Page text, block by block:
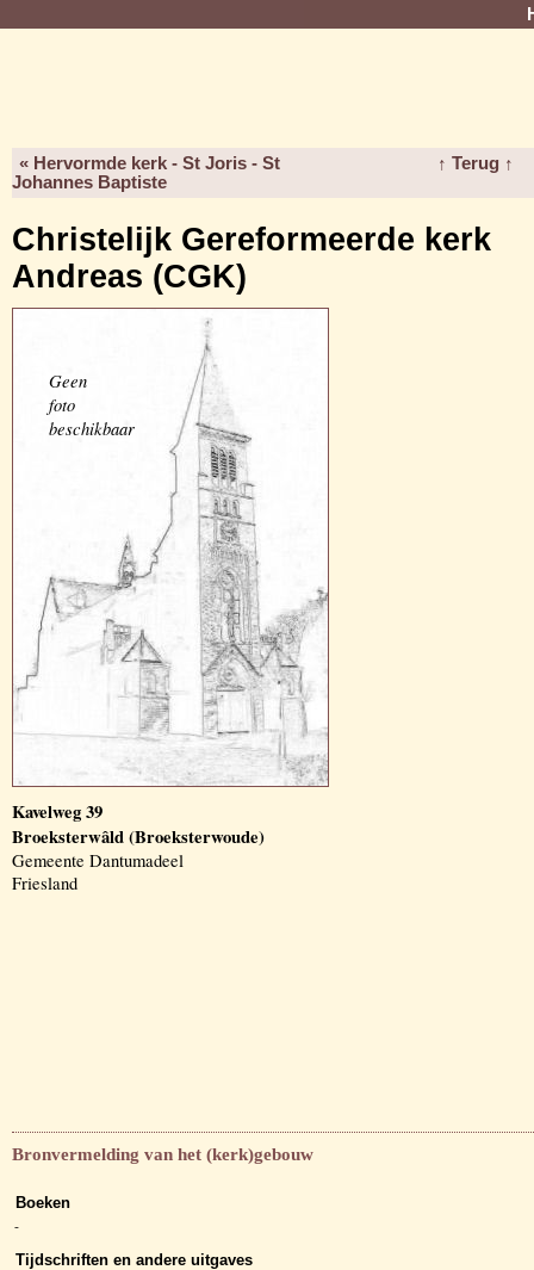
« Hervormde kerk - St Joris - St
Johannes Baptiste
↑ Terug ↑
Christelijk Gereformeerde kerk
Andreas (CGK)
Geen
foto
beschikbaar
Kavelweg 39
Broeksterwâld (Broeksterwoude)
Gemeente Dantumadeel
Friesland
Bronvermelding van het (kerk)gebouw
Boeken
-
Tijdschriften en andere uitgaves